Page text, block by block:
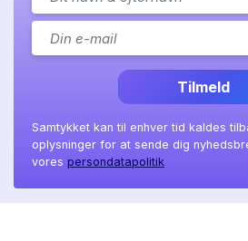
Tilmeld
Samtykket kan til enhver tid kaldes
oplysninger for at sende dig
vores persondatapolitik